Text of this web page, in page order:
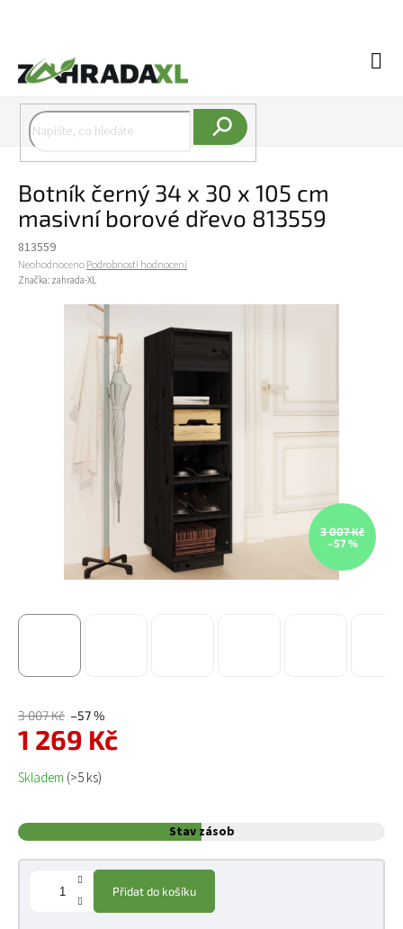
Botník černý 34 x 30 x 105 cm
masivní borové dřevo 813559
813559
Průměrné hodnocení produktu je 0,0 z 5 hvězdiček.
NeohodnocenoPodrobnosti hodnocení
Značka: zahrada-XL
3 007 Kč
–57 %
3 007 Kč –57 %
1 269 Kč
Měrná cena:
Skladem (>5 ks)
Stav zásob
Přidat do košíku